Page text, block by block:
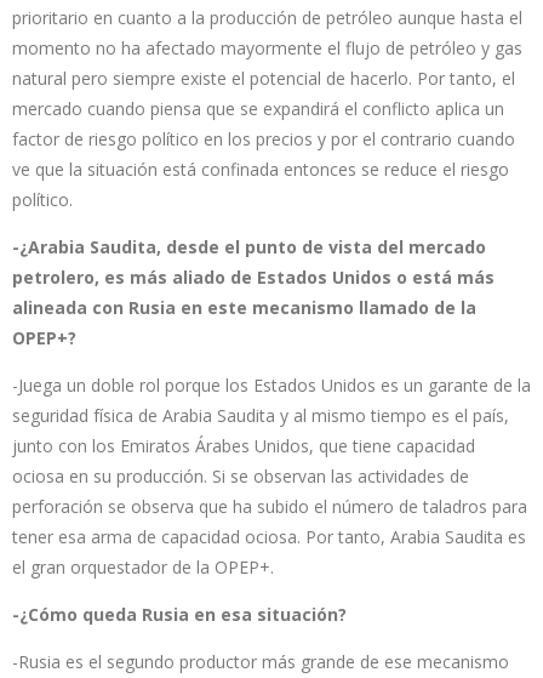
prioritario en cuanto a la producción de petróleo aunque hasta el
momento no ha afectado mayormente el flujo de petróleo y gas
natural pero siempre existe el potencial de hacerlo. Por tanto, el
mercado cuando piensa que se expandirá el conflicto aplica un
factor de riesgo político en los precios y por el contrario cuando
ve que la situación está confinada entonces se reduce el riesgo
político.
-¿Arabia Saudita, desde el punto de vista del mercado
petrolero, es más aliado de Estados Unidos o está más
alineada con Rusia en este mecanismo llamado de la
OPEP+?
-Juega un doble rol porque los Estados Unidos es un garante de la
seguridad física de Arabia Saudita y al mismo tiempo es el país,
junto con los Emiratos Árabes Unidos, que tiene capacidad
ociosa en su producción. Si se observan las actividades de
perforación se observa que ha subido el número de taladros para
tener esa arma de capacidad ociosa. Por tanto, Arabia Saudita es
el gran orquestador de la OPEP+.
-¿Cómo queda Rusia en esa situación?
-Rusia es el segundo productor más grande de ese mecanismo